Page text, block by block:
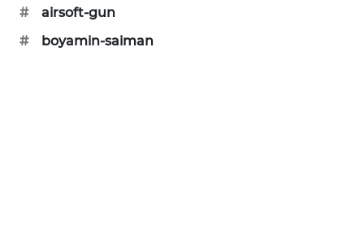
#
airsoft-gun
#
boyamin-saiman
METRO
MEDAN